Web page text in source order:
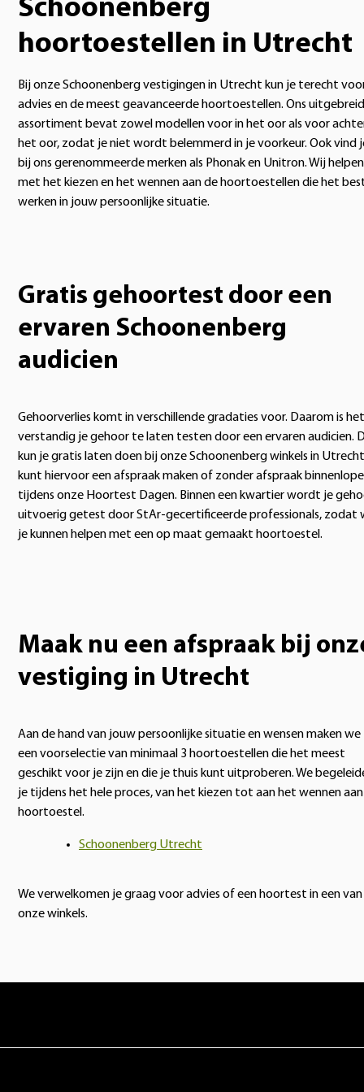
Schoonenberg
hoortoestellen in Utrecht
Bij onze Schoonenberg vestigingen in Utrecht kun je terecht
advies en de meest geavanceerde hoortoestellen. Ons
assortiment bevat zowel modellen voor in het oor als voor
het oor, zodat je niet wordt belemmerd in je voorkeur. Ook vind
bij ons gerenommeerde merken als Phonak en Unitron. Wij
met het kiezen en het wennen aan de hoortoestellen die het
werken in jouw persoonlijke situatie.
Gratis gehoortest door een
ervaren Schoonenberg
audicien
Gehoorverlies komt in verschillende gradaties voor. Daarom is het
verstandig je gehoor te laten testen door een ervaren audicien.
kun je gratis laten doen bij onze Schoonenberg winkels in
kunt hiervoor een afspraak maken of zonder afspraak
tijdens onze Hoortest Dagen. Binnen een kwartier wordt je
uitvoerig getest door StAr-gecertificeerde professionals, zodat
je kunnen helpen met een op maat gemaakt hoortoestel.
Maak nu een afspraak bij
vestiging in Utrecht
Aan de hand van jouw persoonlijke situatie en wensen maken we
een voorselectie van minimaal 3 hoortoestellen die het meest
geschikt voor je zijn en die je thuis kunt uitproberen. We
je tijdens het hele proces, van het kiezen tot aan het wennen
hoortoestel.
Schoonenberg Utrecht
We verwelkomen je graag voor advies of een hoortest in een van
onze winkels.